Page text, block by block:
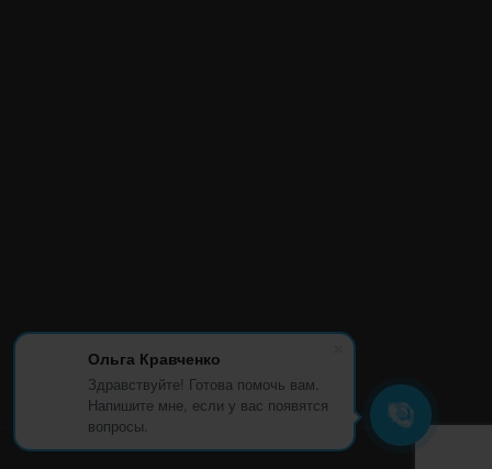
Ольга Кравченко
Здравствуйте! Готова помочь вам.
Напишите мне, если у вас появятся
вопросы.